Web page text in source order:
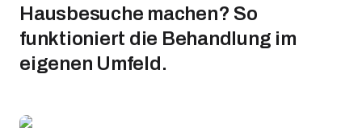
Hausbesuche machen? So
funktioniert die Behandlung im
eigenen Umfeld.